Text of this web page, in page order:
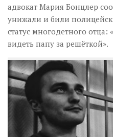
адвокат Мария Бонцлер
унижали и били
статус многодетного
видеть папу за решёткой».